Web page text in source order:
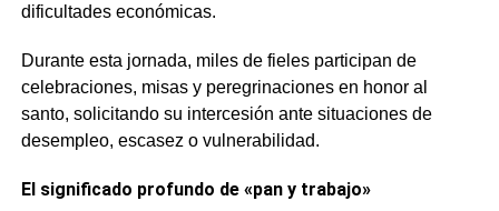
dificultades económicas.
Durante esta jornada, miles de fieles participan de
celebraciones, misas y peregrinaciones en honor al
santo, solicitando su intercesión ante situaciones de
desempleo, escasez o vulnerabilidad.
El significado profundo de «pan y trabajo»